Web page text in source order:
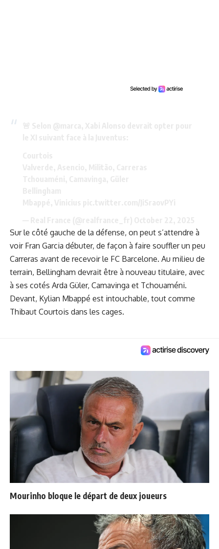
Sur le côté gauche de la défense, on peut s’attendre à
voir Fran Garcia débuter, de façon à faire souffler un peu
Carreras avant de recevoir le FC Barcelone. Au milieu de
terrain, Bellingham devrait être à nouveau titulaire, avec
à ses cotés Arda Güler, Camavinga et Tchouaméni.
Devant, Kylian Mbappé est intouchable, tout comme
Thibaut Courtois dans les cages.
Mourinho bloque le départ de deux joueurs